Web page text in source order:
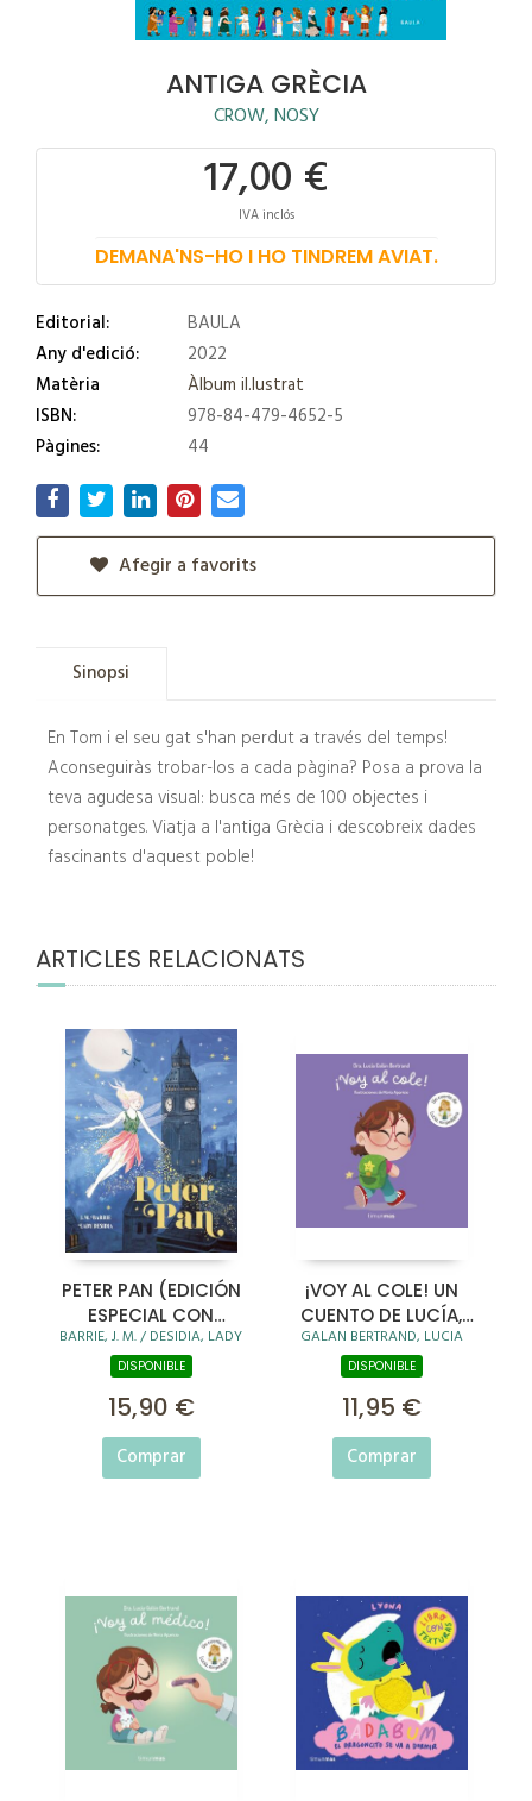
ANTIGA GRÈCIA
CROW, NOSY
17,00 €
IVA inclós
DEMANA'NS-HO I HO TINDREM AVIAT.
Editorial:
BAULA
Any d'edició:
2022
Matèria
Àlbum il.lustrat
ISBN:
978-84-479-4652-5
Pàgines:
44
Afegir a favorits
Sinopsi
En Tom i el seu gat s'han perdut a través del temps!
Aconseguiràs trobar-los a cada pàgina? Posa a prova la
teva agudesa visual: busca més de 100 objectes i
personatges. Viatja a l'antiga Grècia i descobreix dades
fascinants d'aquest poble!
ARTICLES RELACIONATS
PETER PAN (EDICIÓN
ESPECIAL CON
CANTOS TINTADOS)
BARRIE, J. M. / DESIDIA, LADY
DISPONIBLE
15,90 €
Comprar
¡VOY AL COLE! UN
CUENTO DE LUCÍA,
MI PEDIATRA
GALAN BERTRAND, LUCIA
DISPONIBLE
11,95 €
Comprar